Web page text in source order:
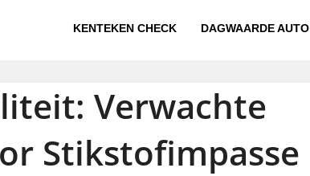
KENTEKEN CHECK DAGWAARDE AUTO
Verwachte
Stikstofimpasse